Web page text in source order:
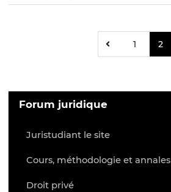
1 2
Forum juridique
Juristudiant le site
Cours, méthodologie et annales
Droit privé